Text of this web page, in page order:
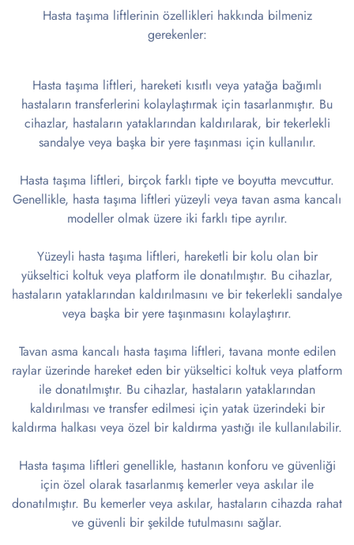
Hasta taşıma liftlerinin özellikleri hakkında bilmeniz
gerekenler:
Hasta taşıma liftleri, hareketi kısıtlı veya yatağa bağımlı
hastaların transferlerini kolaylaştırmak için tasarlanmıştır. Bu
cihazlar, hastaların yataklarından kaldırılarak, bir tekerlekli
sandalye veya başka bir yere taşınması için kullanılır.
Hasta taşıma liftleri, birçok farklı tipte ve boyutta mevcuttur.
Genellikle, hasta taşıma liftleri yüzeyli veya tavan asma kancalı
modeller olmak üzere iki farklı tipe ayrılır.
Yüzeyli hasta taşıma liftleri, hareketli bir kolu olan bir
yükseltici koltuk veya platform ile donatılmıştır. Bu cihazlar,
hastaların yataklarından kaldırılmasını ve bir tekerlekli sandalye
veya başka bir yere taşınmasını kolaylaştırır.
Tavan asma kancalı hasta taşıma liftleri, tavana monte edilen
raylar üzerinde hareket eden bir yükseltici koltuk veya platform
ile donatılmıştır. Bu cihazlar, hastaların yataklarından
kaldırılması ve transfer edilmesi için yatak üzerindeki bir
kaldırma halkası veya özel bir kaldırma yastığı ile kullanılabilir.
Hasta taşıma liftleri genellikle, hastanın konforu ve güvenliği
için özel olarak tasarlanmış kemerler veya askılar ile
donatılmıştır. Bu kemerler veya askılar, hastaların cihazda rahat
ve güvenli bir şekilde tutulmasını sağlar.